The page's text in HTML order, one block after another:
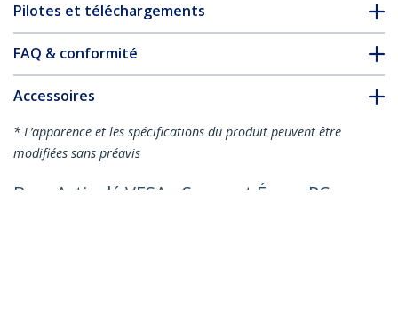
Pilotes et téléchargements
FAQ & conformité
Accessoires
* L’apparence et les spécifications du produit peuvent être
modifiées sans préavis
Bras Articulé VESA - Support Écran PC